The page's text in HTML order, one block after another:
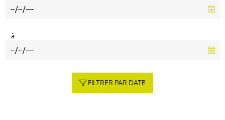
à
FILTRER PAR DATE